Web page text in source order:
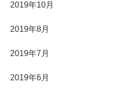
2019年10月
2019年8月
2019年7月
2019年6月